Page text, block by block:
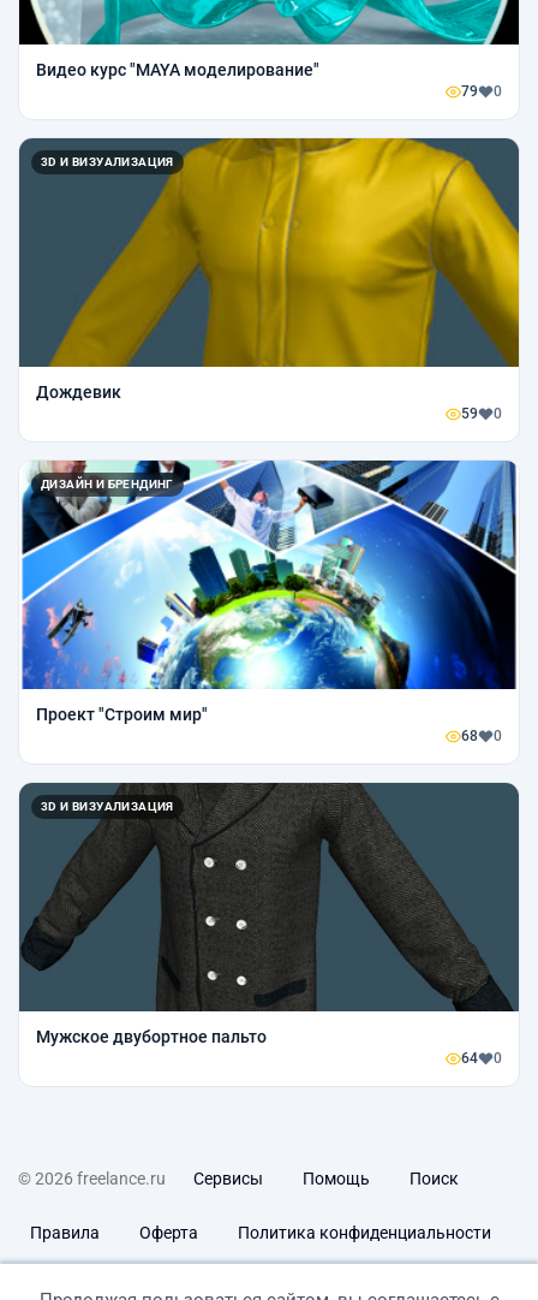
Видео курс "MAYA моделирование"
79 0
3D И ВИЗУАЛИЗАЦИЯ
Дождевик
59 0
ДИЗАЙН И БРЕНДИНГ
Проект "Строим мир"
68 0
3D И ВИЗУАЛИЗАЦИЯ
Мужское двубортное пальто
64 0
© 2026 freelance.ru Сервисы Помощь Поиск
Правила Оферта Политика конфиденциальности